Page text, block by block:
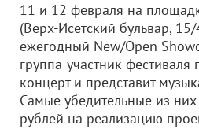
11 и 12 февраля на
(Верх-Исетский бульвар,
ежегодный New/Open
группа-участник фестиваля
концерт и представит
Самые убедительные из
рублей на реализацию